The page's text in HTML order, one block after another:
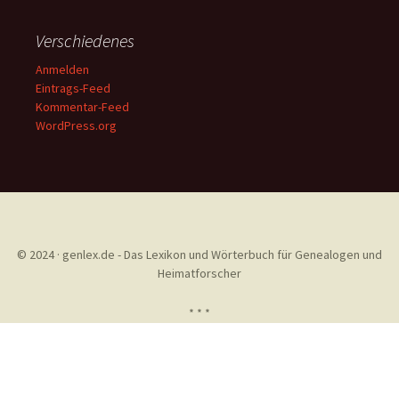
Verschiedenes
Anmelden
Eintrags-Feed
Kommentar-Feed
WordPress.org
© 2024 · genlex.de - Das Lexikon und Wörterbuch für Genealogen und
Heimatforscher
* * *